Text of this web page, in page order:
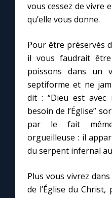
vous cessez de vivre
qu’elle vous donne.
Pour être préservés
il vous faudrait
poissons dans un
septiforme et ne
dit : “Dieu est avec
besoin de l’Église”
par le fait
orgueilleuse : il
du serpent infernal
Plus vous vivrez dans
de l’Église du